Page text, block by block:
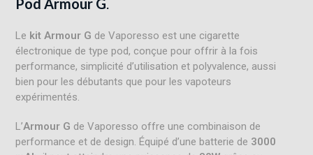
Le kit Armour G de Vaporesso est une cigarette
électronique de type pod, conçue pour offrir à la fois
performance, simplicité d’utilisation et polyvalence, aussi
bien pour les débutants que pour les vapoteurs
expérimentés.
L’Armour G de Vaporesso offre une combinaison de
performance et de design. Équipé d’une batterie de 3000